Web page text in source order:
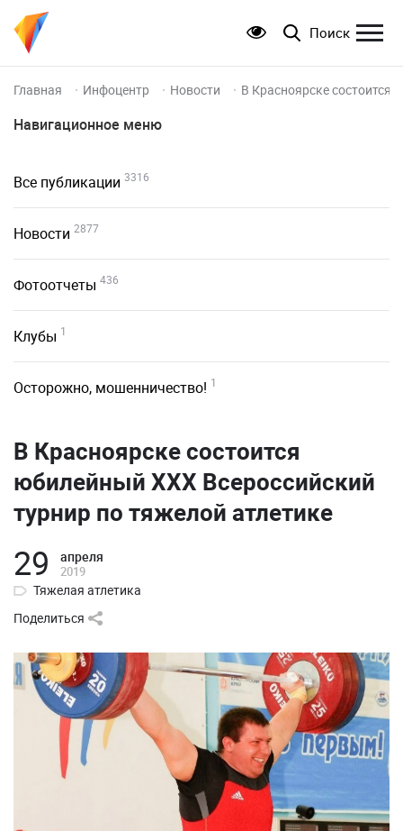
Поиск
Главная Инфоцентр Новости В Красноярске состоится
Навигационное меню
Все публикации 3316
Новости 2877
Фотоотчеты 436
Клубы 1
Осторожно, мошенничество! 1
В Красноярске состоится
юбилейный XXX Всероссийский
турнир по тяжелой атлетике
29 апреля
2019
Тяжелая атлетика
Поделиться